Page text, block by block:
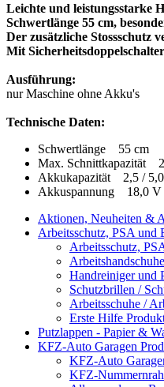
Leichte und leistungsstarke
Schwertlänge 55 cm,
Der zusätzliche Stossschutz
Mit
Ausführung:
nur Maschine ohne Akku's
Technische Daten:
Schwertlänge 55 cm
Max. Schnittkapazität
Akkukapazität 2,5 /
Akkuspannung 18,0 V
Aktionen, Neuheiten &
Arbeitsschutz, PSA und
Arbeitsschutz,
Arbeitshandschuhe
Handreiniger und
Schutzbrillen /
Arbeitsschuhe /
Erste Hilfe
Putzlappen - Papier &
KFZ-Auto Garagen
KFZ-Auto
KFZ-